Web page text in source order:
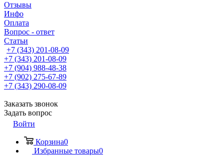
Отзывы
Инфо
Оплата
Вопрос - ответ
Статьи
+7 (343) 201-08-09
+7 (343) 201-08-09
+7 (904) 988-48-38
+7 (902) 275-67-89
+7 (343) 290-08-09
Заказать звонок
Задать вопрос
Войти
Корзина0
Избранные товары0